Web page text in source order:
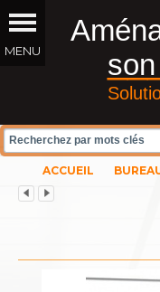
ACCUEIL